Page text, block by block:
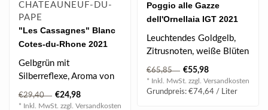
CHATEAUNEUF-DU-
PAPE
"Les Cassagnes" Blanc
Cotes-du-Rhone 2021
0.75 l
Gelbgrün mit
Silberreflexe, Aroma von
Zitrusfrüchten (Pomelo),
Trockenkräuter..
€29,40 €24,98
* Inkl. MwSt. zzgl. Versandkosten
Poggio alle Gazze
dell'Ornellaia IGT 2021
0.75 l
Leuchtendes Goldgelb,
Zitrusnoten, weiße Blüten
& Buchsbaum, schön
balanciert..
€65,85 €55,98
* Inkl. MwSt. zzgl. Versandkosten
Grundpreis: €74,64 / Liter